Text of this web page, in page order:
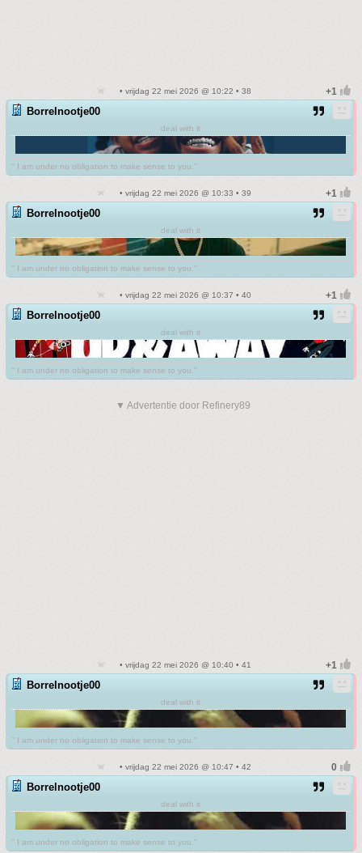
• vrijdag 22 mei 2026 @ 10:22 • 38
Borrelnootje00
deal with it
'' I am under no obligation to make sense to you.''
• vrijdag 22 mei 2026 @ 10:33 • 39
Borrelnootje00
deal with it
'' I am under no obligation to make sense to you.''
• vrijdag 22 mei 2026 @ 10:37 • 40
Borrelnootje00
deal with it
'' I am under no obligation to make sense to you.''
▼ Advertentie door Refinery89
• vrijdag 22 mei 2026 @ 10:40 • 41
Borrelnootje00
deal with it
'' I am under no obligation to make sense to you.''
• vrijdag 22 mei 2026 @ 10:47 • 42
Borrelnootje00
deal with it
'' I am under no obligation to make sense to you.''